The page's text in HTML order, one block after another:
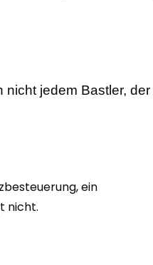
jedem Bastler,
ein
nicht.